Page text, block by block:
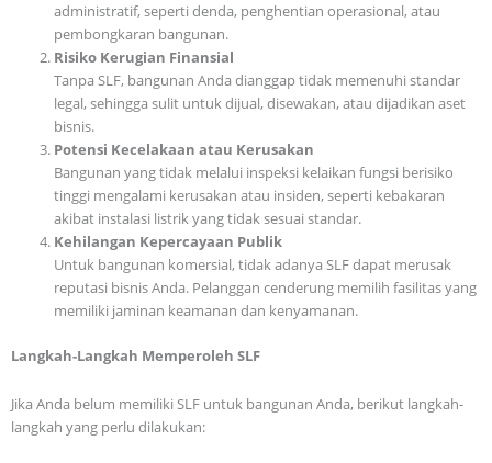
administratif, seperti denda, penghentian operasional, atau
pembongkaran bangunan.
Risiko Kerugian Finansial
Tanpa SLF, bangunan Anda dianggap tidak memenuhi standar
legal, sehingga sulit untuk dijual, disewakan, atau dijadikan aset
bisnis.
Potensi Kecelakaan atau Kerusakan
Bangunan yang tidak melalui inspeksi kelaikan fungsi berisiko
tinggi mengalami kerusakan atau insiden, seperti kebakaran
akibat instalasi listrik yang tidak sesuai standar.
Kehilangan Kepercayaan Publik
Untuk bangunan komersial, tidak adanya SLF dapat merusak
reputasi bisnis Anda. Pelanggan cenderung memilih fasilitas yang
memiliki jaminan keamanan dan kenyamanan.
Langkah-Langkah Memperoleh SLF
Jika Anda belum memiliki SLF untuk bangunan Anda, berikut langkah-
langkah yang perlu dilakukan: